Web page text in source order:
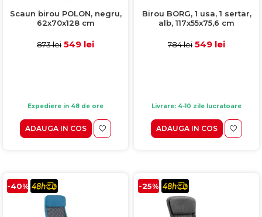
Scaun birou POLON, negru,
62x70x128 cm
873 lei 549 lei
Expediere in 48 de ore
ADAUGA IN COS
Birou BORG, 1 usa, 1 sertar,
alb, 117x55x75,6 cm
784 lei 549 lei
Livrare: 4-10 zile lucratoare
ADAUGA IN COS
-40% -25%